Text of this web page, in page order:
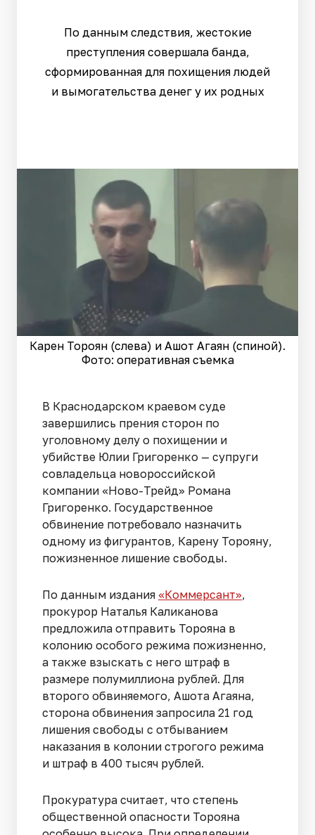
По данным следствия, жестокие
преступления совершала банда,
сформированная для похищения людей
и вымогательства денег у их родных
Карен Тороян (слева) и Ашот Агаян (спиной).
Фото: оперативная съемка
В Краснодарском краевом суде
завершились прения сторон по
уголовному делу о похищении и
убийстве Юлии Григоренко — супруги
совладельца новороссийской
компании «Ново-Трейд» Романа
Григоренко. Государственное
обвинение потребовало назначить
одному из фигурантов, Карену Торояну,
пожизненное лишение свободы.
По данным издания «Коммерсант»,
прокурор Наталья Каликанова
предложила отправить Торояна в
колонию особого режима пожизненно,
а также взыскать с него штраф в
размере полумиллиона рублей. Для
второго обвиняемого, Ашота Агаяна,
сторона обвинения запросила 21 год
лишения свободы с отбыванием
наказания в колонии строгого режима
и штраф в 400 тысяч рублей.
Прокуратура считает, что степень
общественной опасности Торояна